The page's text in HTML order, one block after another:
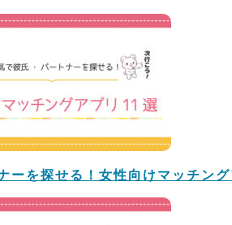
ーを探せる！女性向けマッチン